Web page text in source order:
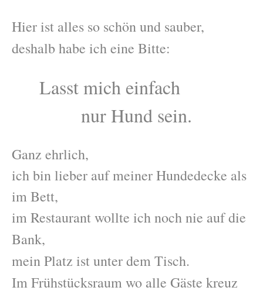
Hier ist alles so schön und sauber,
deshalb habe ich eine Bitte:
Lasst mich einfach
nur Hund sein.
Ganz ehrlich,
ich bin lieber auf meiner Hundedecke als
im Bett,
im Restaurant wollte ichnoch nie auf die
Bank,
meinPlatz ist unter dem Tisch.
Im Frühstücksraumwo alle Gäste kreuz